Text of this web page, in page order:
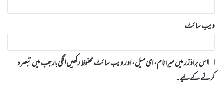
ویب‌ سائٹ
اس براؤزر میں میرا نام، ای میل، اور ویب سائٹ محفوظ رکھیں اگلی بار جب میں تبصرہ
کرنے کےلیے۔